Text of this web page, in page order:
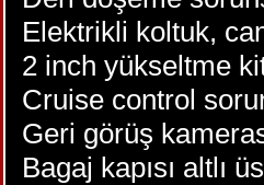
Elektrikli koltuk,
2 inch yükseltme
Cruise control
Geri görüş
Bagaj kapısı altlı